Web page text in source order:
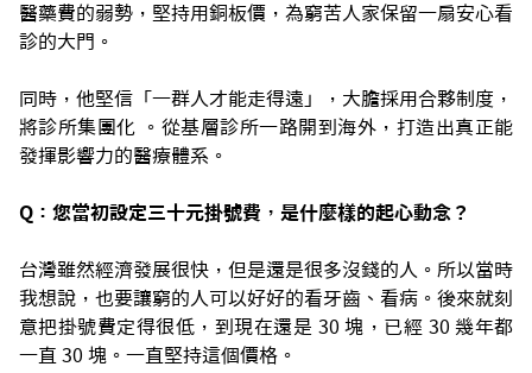
醫藥費的弱勢，堅持用銅板價，為窮苦人家保留一扇安心看
診的大門。
同時，他堅信「一群人才能走得遠」，大膽採用合夥制度，
將診所集團化 。從基層診所一路開到海外，打造出真正能
發揮影響力的醫療體系。
Q：您當初設定三十元掛號費，是什麼樣的起心動念？
台灣雖然經濟發展很快，但是還是很多沒錢的人。所以當時
我想說，也要讓窮的人可以好好的看牙齒、看病。後來就刻
意把掛號費定得很低，到現在還是 30 塊，已經 30 幾年都
一直 30 塊。一直堅持這個價格。